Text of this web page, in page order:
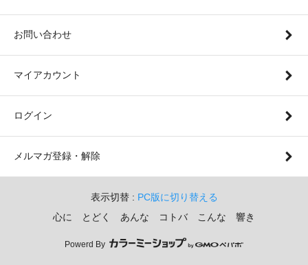
お問い合わせ
マイアカウント
ログイン
メルマガ登録・解除
表示切替 : PC版に切り替える
心に とどく あんな コトバ こんな 響き
Powerd By